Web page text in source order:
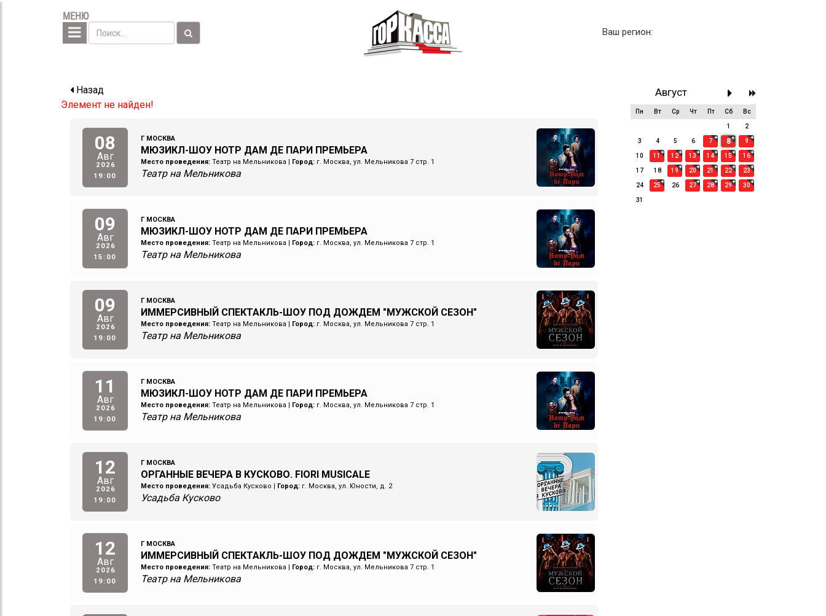
МЕНЮ
Ваш регион:
Август
Пн Вт Ср Чт Пт Сб Вс
1 2
3 4 5 6 7 8 9
10 11 12 13 14 15 16
17 18 19 20 21 22 23
24 25 26 27 28 29 30
31
Назад
Элемент не найден!
08
Авг
2026
19:00
Г МОСКВА
МЮЗИКЛ-ШОУ НОТР ДАМ ДЕ ПАРИ ПРЕМЬЕРА
Место проведения:Театр на Мельникова | Город:г. Москва, ул. Мельникова 7 стр. 1
Театр на Мельникова
09
Авг
2026
15:00
Г МОСКВА
МЮЗИКЛ-ШОУ НОТР ДАМ ДЕ ПАРИ ПРЕМЬЕРА
Место проведения:Театр на Мельникова | Город:г. Москва, ул. Мельникова 7 стр. 1
Театр на Мельникова
09
Авг
2026
19:00
Г МОСКВА
ИММЕРСИВНЫЙ СПЕКТАКЛЬ-ШОУ ПОД ДОЖДЕМ "МУЖСКОЙ СЕЗОН"
Место проведения:Театр на Мельникова | Город:г. Москва, ул. Мельникова 7 стр. 1
Театр на Мельникова
11
Авг
2026
19:00
Г МОСКВА
МЮЗИКЛ-ШОУ НОТР ДАМ ДЕ ПАРИ ПРЕМЬЕРА
Место проведения:Театр на Мельникова | Город:г. Москва, ул. Мельникова 7 стр. 1
Театр на Мельникова
12
Авг
2026
19:00
Г МОСКВА
ОРГАННЫЕ ВЕЧЕРА В КУСКОВО. FIORI MUSICALE
Место проведения:Усадьба Кусково | Город:г. Москва, ул. Юности, д. 2
Усадьба Кусково
12
Авг
2026
19:00
Г МОСКВА
ИММЕРСИВНЫЙ СПЕКТАКЛЬ-ШОУ ПОД ДОЖДЕМ "МУЖСКОЙ СЕЗОН"
Место проведения:Театр на Мельникова | Город:г. Москва, ул. Мельникова 7 стр. 1
Театр на Мельникова